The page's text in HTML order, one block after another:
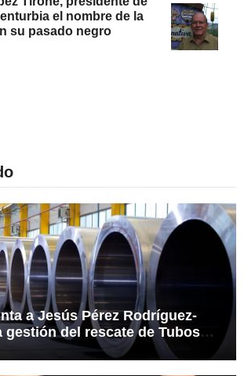
enturbia el nombre de la
su pasado negro
a Jesús Pérez Rodríguez-
gestión del rescate de Tubos